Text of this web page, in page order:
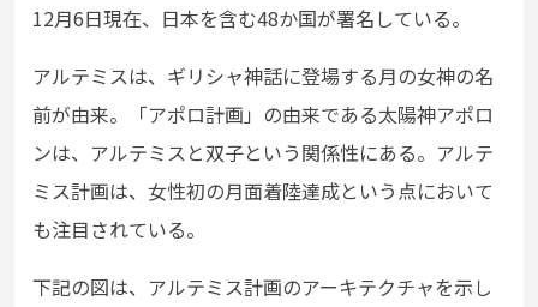
12月6日現在、日本を含む48か国が署名している。
アルテミスは、ギリシャ神話に登場する月の女神の名
前が由来。「アポロ計画」の由来である太陽神アポロ
ンは、アルテミスと双子という関係性にある。アルテ
ミス計画は、女性初の月面着陸達成という点において
も注目されている。
下記の図は、アルテミス計画のアーキテクチャを示し